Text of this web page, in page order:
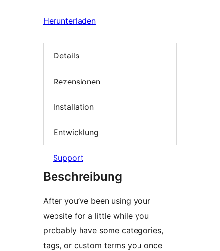
Herunterladen
Details
Rezensionen
Installation
Entwicklung
Support
Beschreibung
After you’ve been using your
website for a little while you
probably have some categories,
tags, or custom terms you once